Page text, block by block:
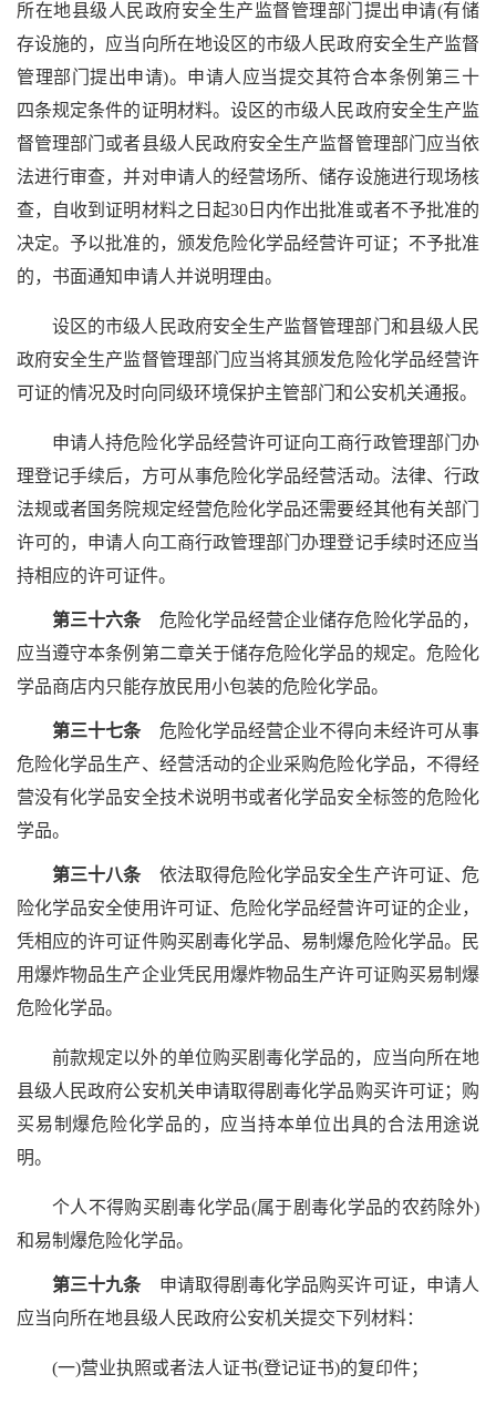
所在地县级人民政府安全生产监督管理部门提出申请(有储
存设施的，应当向所在地设区的市级人民政府安全生产监督
管理部门提出申请)。申请人应当提交其符合本条例第三十
四条规定条件的证明材料。设区的市级人民政府安全生产监
督管理部门或者县级人民政府安全生产监督管理部门应当依
法进行审查，并对申请人的经营场所、储存设施进行现场核
查，自收到证明材料之日起30日内作出批准或者不予批准的
决定。予以批准的，颁发危险化学品经营许可证；不予批准
的，书面通知申请人并说明理由。
设区的市级人民政府安全生产监督管理部门和县级人民
政府安全生产监督管理部门应当将其颁发危险化学品经营许
可证的情况及时向同级环境保护主管部门和公安机关通报。
申请人持危险化学品经营许可证向工商行政管理部门办
理登记手续后，方可从事危险化学品经营活动。法律、行政
法规或者国务院规定经营危险化学品还需要经其他有关部门
许可的，申请人向工商行政管理部门办理登记手续时还应当
持相应的许可证件。
第三十六条 危险化学品经营企业储存危险化学品的，
应当遵守本条例第二章关于储存危险化学品的规定。危险化
学品商店内只能存放民用小包装的危险化学品。
第三十七条 危险化学品经营企业不得向未经许可从事
危险化学品生产、经营活动的企业采购危险化学品，不得经
营没有化学品安全技术说明书或者化学品安全标签的危险化
学品。
第三十八条依法取得危险化学品安全生产许可证、危
险化学品安全使用许可证、危险化学品经营许可证的企业，
凭相应的许可证件购买剧毒化学品、易制爆危险化学品。民
用爆炸物品生产企业凭民用爆炸物品生产许可证购买易制爆
危险化学品。
前款规定以外的单位购买剧毒化学品的，应当向所在地
县级人民政府公安机关申请取得剧毒化学品购买许可证；购
买易制爆危险化学品的，应当持本单位出具的合法用途说
明。
个人不得购买剧毒化学品(属于剧毒化学品的农药除外)
和易制爆危险化学品。
第三十九条申请取得剧毒化学品购买许可证，申请人
应当向所在地县级人民政府公安机关提交下列材料：
(一)营业执照或者法人证书(登记证书)的复印件；